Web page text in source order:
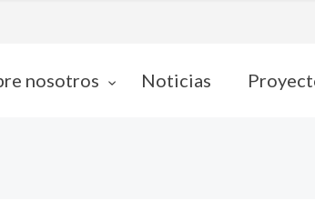
nosotros Noticias